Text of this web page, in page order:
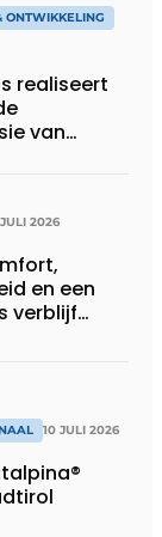
ONTWIKKELING
realiseert
van
2026
en een
verblijf
10 JULI 2026